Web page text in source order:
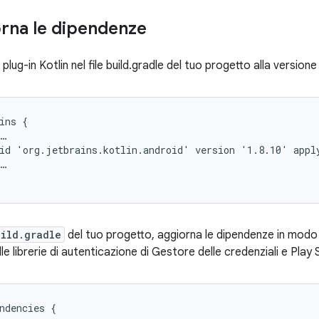
le dipendenze
plug-in Kotlin nel file build.gradle del tuo progetto alla
{
'org.jetbrains.kotlin.android' version '1.8.10'
del tuo progetto, aggiorna le dipendenze in
librerie di autenticazione di Gestore delle credenziali e Play
{